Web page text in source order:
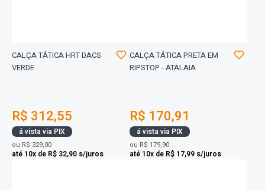
CALÇA TÁTICA HRT DACS
VERDE
R$ 312,55
á vista via PIX
ou R$ 329,00
até 10x de R$ 32,90 s/juros
CALÇA TÁTICA PRETA EM
RIPSTOP - ATALAIA
R$ 170,91
á vista via PIX
ou R$ 179,90
até 10x de R$ 17,99 s/juros